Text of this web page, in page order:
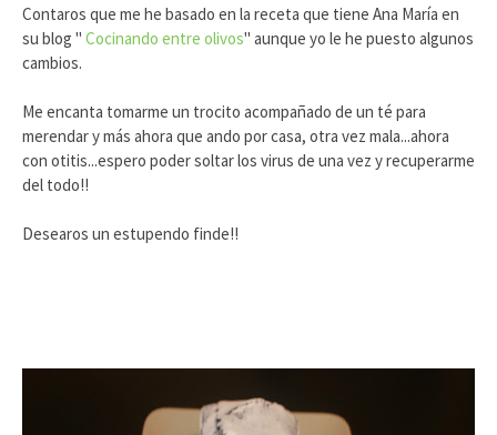
Contaros que me he basado en la receta que tiene Ana María en
su blog " Cocinando entre olivos" aunque yo le he puesto algunos
cambios.
Me encanta tomarme un trocito acompañado de un té para
merendar y más ahora que ando por casa, otra vez mala...ahora
con otitis...espero poder soltar los virus de una vez y recuperarme
del todo!!
Desearos un estupendo finde!!